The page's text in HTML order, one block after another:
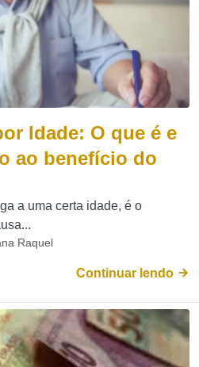
Idade: O que é e
ao benefício do
a uma certa idade, é o
Raquel
Continuar lendo